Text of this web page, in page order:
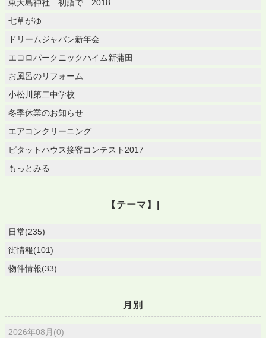
東大島神社 初詣で 2018
七草がゆ
ドリームジャパン新年会
エコロパークニックハイム新蒲田
お風呂のリフォーム
小松川第二中学校
冬季休業のお知らせ
エアコンクリーニング
ピタットハウス接客コンテスト2017
もっとみる
【テーマ】|
日常(235)
街情報(101)
物件情報(33)
月別
2026年08月(0)